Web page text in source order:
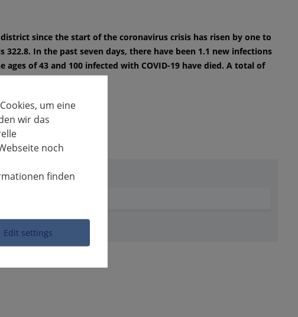
since the start of the coronavirus crisis has risen by one to
322.8. In the past seven days, there have been 1.1 new infections
of 43 and 100 infected with COVID-19 have died. A total of
um eine
wir das
noch
finden
Edit settings